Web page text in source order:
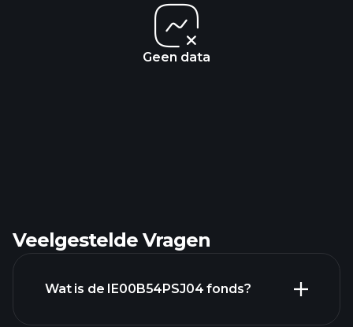
Geen data
Veelgestelde Vragen
Wat is de IE00B54PSJ04 fonds?